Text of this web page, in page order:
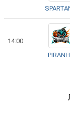
14:00